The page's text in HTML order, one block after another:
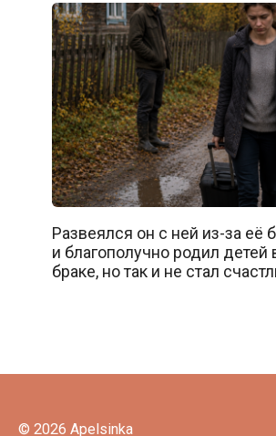
Развеялся он с ней из-за её
и благополучно родил детей
браке, но так и не стал
© 2026 Apelsinka